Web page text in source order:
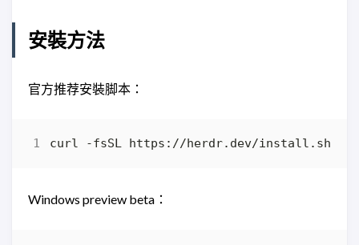
安裝方法
官方推荐安裝脚本：
curl -fsSL https://herdr.dev/install.sh
Windows preview beta：